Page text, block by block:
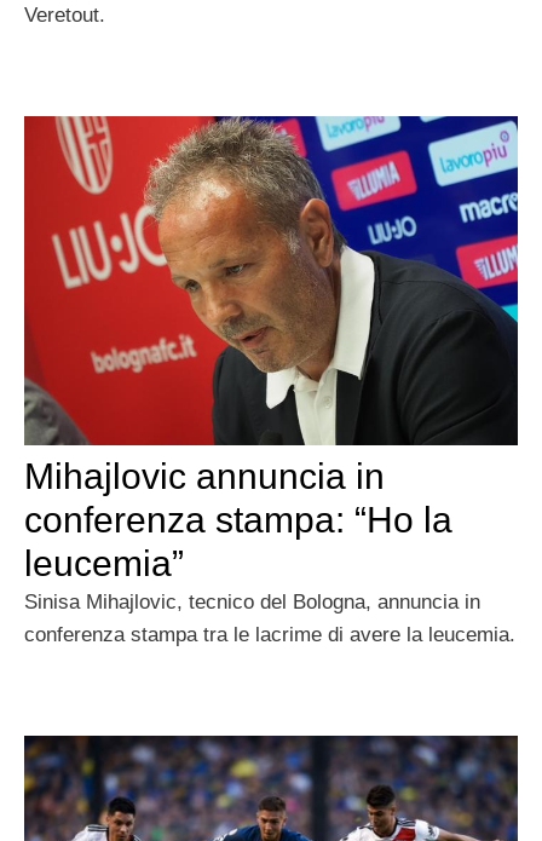
Veretout.
Mihajlovic annuncia in
conferenza stampa: “Ho la
leucemia”
Sinisa Mihajlovic, tecnico del Bologna, annuncia in
conferenza stampa tra le lacrime di avere la leucemia.